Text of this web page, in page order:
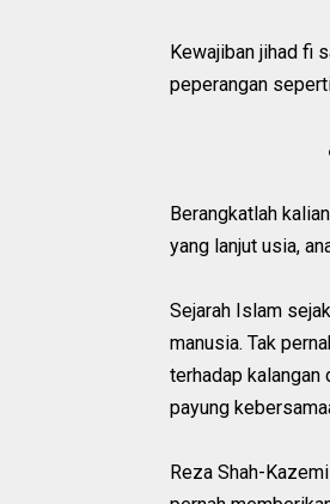
Kewajiban jihad fi
peperangan
Berangkatlah
yang lanjut usia,
Sejarah Islam
manusia. Tak
terhadap kalangan
payung
Reza Shah-